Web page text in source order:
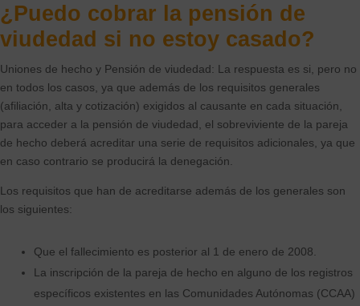
¿Puedo cobrar la pensión de
viudedad si no estoy casado?
Uniones de hecho y Pensión de viudedad: La respuesta es si, pero no
en todos los casos, ya que además de los requisitos generales
(afiliación, alta y cotización) exigidos al causante en cada situación,
para acceder a la pensión de viudedad, el sobreviviente de la pareja
de hecho deberá acreditar una serie de requisitos adicionales, ya que
en caso contrario se producirá la denegación.
Los requisitos que han de acreditarse además de los generales son
los siguientes:
Que el fallecimiento es posterior al 1 de enero de 2008.
La inscripción de la pareja de hecho en alguno de los registros
específicos existentes en las Comunidades Autónomas (CCAA)